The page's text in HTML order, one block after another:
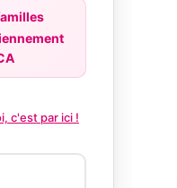
c'est par ici !